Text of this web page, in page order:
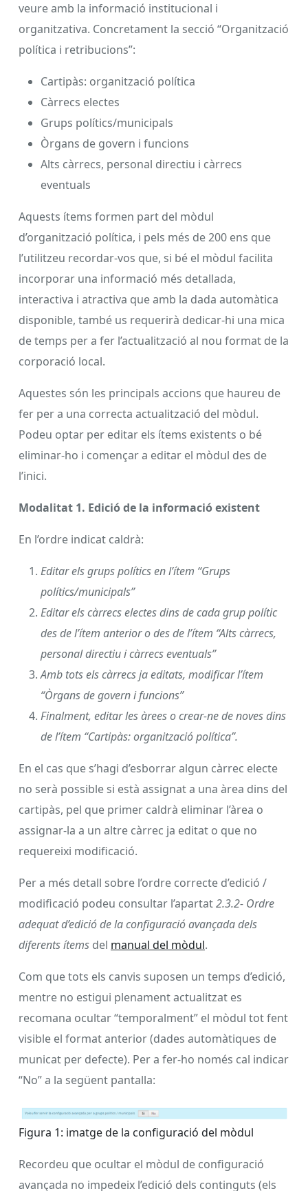
veure amb la informació institucional i
organitzativa. Concretament la secció “Organització
política i retribucions”:
Cartipàs: organització política
Càrrecs electes
Grups polítics/municipals
Òrgans de govern i funcions
Alts càrrecs, personal directiu i càrrecs
eventuals
Aquests ítems formen part del mòdul
d’organització política, i pels més de 200 ens que
l’utilitzeu recordar-vos que, si bé el mòdul facilita
incorporar una informació més detallada,
interactiva i atractiva que amb la dada automàtica
disponible, també us requerirà dedicar-hi una mica
de temps per a fer l’actualització al nou format de la
corporació local.
Aquestes són les principals accions que haureu de
fer per a una correcta actualització del mòdul.
Podeu optar per editar els ítems existents o bé
eliminar-ho i començar a editar el mòdul des de
l’inici.
Modalitat 1. Edició de la informació existent
En l’ordre indicat caldrà:
Editar els grups polítics en l’ítem “Grups
polítics/municipals”
Editar els càrrecs electes dins de cada grup polític
des de l’ítem anterior o des de l’ítem “Alts càrrecs,
personal directiu i càrrecs eventuals”
Amb tots els càrrecs ja editats, modificar l’ítem
“Òrgans de govern i funcions”
Finalment, editar les àrees o crear-ne de noves dins
de l’ítem “Cartipàs: organització política”.
En el cas que s’hagi d’esborrar algun càrrec electe
no serà possible si està assignat a una àrea dins del
cartipàs, pel que primer caldrà eliminar l’àrea o
assignar-la a un altre càrrec ja editat o que no
requereixi modificació.
Per a més detall sobre l’ordre correcte d’edició /
modificació podeu consultar l’apartat2.3.2- Ordre
adequat d’edició de la configuració avançada dels
diferents ítems del manual del mòdul.
Com que tots els canvis suposen un temps d’edició,
mentre no estigui plenament actualitzat es
recomana ocultar “temporalment” el mòdul tot fent
visible el format anterior (dades automàtiques de
municat per defecte). Per a fer-ho només cal indicar
“No” a la següent pantalla:
Figura 1: imatge de la configuració del mòdul
Recordeu que ocultar el mòdul de configuració
avançada no impedeix l’edició dels continguts (els